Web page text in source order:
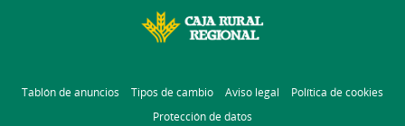
Tablón de anuncios Tipos de cambio Aviso legal
Política de cookies
Protección de datos